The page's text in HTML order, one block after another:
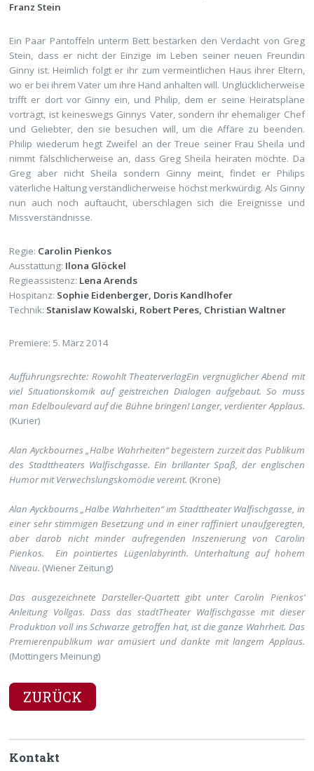
Franz Stein
Ein Paar Pantoffeln unterm Bett bestärken den Verdacht von Greg
Stein, dass er nicht der Einzige im Leben seiner neuen Freundin
Ginny ist. Heimlich folgt er ihr zum vermeintlichen Haus ihrer Eltern,
wo er bei ihrem Vater um ihre Hand anhalten will. Unglücklicherweise
trifft er dort vor Ginny ein, und Philip, dem er seine Heiratspläne
vorträgt, ist keineswegs Ginnys Vater, sondern ihr ehemaliger Chef
und Geliebter, den sie besuchen will, um die Affäre zu beenden.
Philip wiederum hegt Zweifel an der Treue seiner Frau Sheila und
nimmt fälschlicherweise an, dass Greg Sheila heiraten möchte. Da
Greg aber nicht Sheila sondern Ginny meint, findet er Philips
väterliche Haltung verständlicherweise höchst merkwürdig. Als Ginny
nun auch noch auftaucht, überschlagen sich die Ereignisse und
Missverständnisse.
Regie: Carolin Pienkos
Ausstattung: Ilona Glöckel
Regieassistenz: Lena Arends
Hospitanz: Sophie Eidenberger, Doris Kandlhofer
Technik: Stanislaw Kowalski, Robert Peres, Christian Waltner
Premiere: 5. März 2014
Aufführungsrechte: Rowohlt TheaterverlagEin vergnüglicher Abend mit
viel Situationskomik auf geistreichen Dialogen aufgebaut. So muss
man Edelboulevard auf die Bühne bringen! Langer, verdienter Applaus.
(Kurier)
Alan Ayckbournes „Halbe Wahrheiten“ begeistern zurzeit das Publikum
des Stadttheaters Walfischgasse. Ein brillanter Spaß, der englischen
Humor mit Verwechslungskomödie vereint. (Krone)
Alan Ayckbourns „Halbe Wahrheiten“ im Stadttheater Walfischgasse, in
einer sehr stimmigen Besetzung und in einer raffiniert unaufgeregten,
aber darob nicht minder aufregenden Inszenierung von Carolin
Pienkos. Ein pointiertes Lügenlabyrinth. Unterhaltung auf hohem
Niveau. (Wiener Zeitung)
Das ausgezeichnete Darsteller-Quartett gibt unter Carolin Pienkos’
Anleitung Vollgas. Dass das stadtTheater Walfischgasse mit dieser
Produktion voll ins Schwarze getroffen hat, ist die ganze Wahrheit. Das
Premierenpublikum war amüsiert und dankte mit langem Applaus.
(Mottingers Meinung)
ZURÜCK
Kontakt